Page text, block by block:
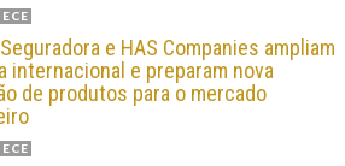
e HAS Companies ampliam
internacional e preparam nova
de produtos para o mercado